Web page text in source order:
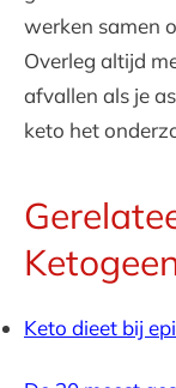
werken samen
Overleg altijd
afvallen als je
keto het
Keto dieet bij